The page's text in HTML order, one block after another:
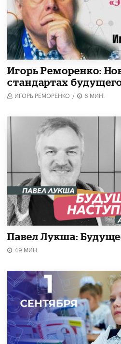
Игорь Реморенко:
стандартах
ИГОРЬ РЕМОРЕНКО / 6 МИН.
Павел Лукша:
49 МИН.